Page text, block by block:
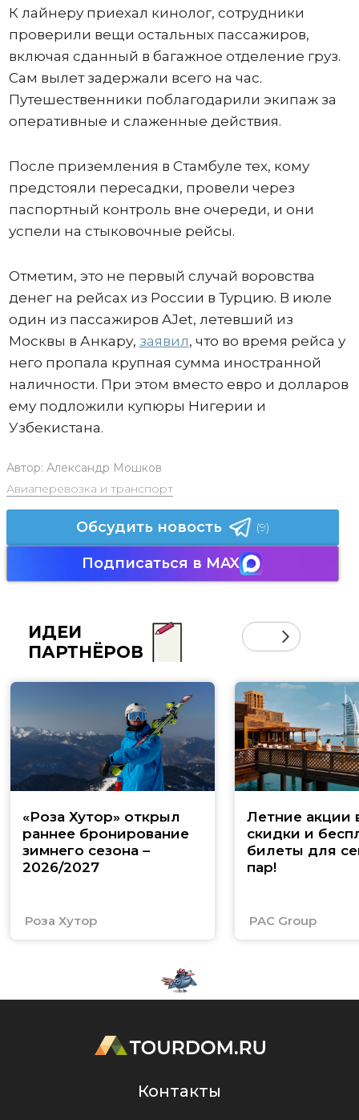
К лайнеру приехал кинолог, сотрудники
проверили вещи остальных пассажиров,
включая сданный в багажное отделение груз.
Сам вылет задержали всего на час.
Путешественники поблагодарили экипаж за
оперативные и слаженные действия.
После приземления в Стамбуле тех, кому
предстояли пересадки, провели через
паспортный контроль вне очереди, и они
успели на стыковочные рейсы.
Отметим, это не первый случай воровства
денег на рейсах из России в Турцию. В июле
один из пассажиров AJet, летевший из
Москвы в Анкару, заявил, что во время рейса у
него пропала крупная сумма иностранной
наличности. При этом вместо евро и долларов
ему подложили купюры Нигерии и
Узбекистана.
Автор: Александр Мошков
Авиаперевозка и транспорт
Обсудить новость (9)
Подписаться в MAX
ИДЕИ
ПАРТНЁРОВ
«Роза Хутор» открыл
раннее бронирование
зимнего сезона –
2026/2027
Роза Хутор
Летние акции
скидки и
билеты для
пар!
PAC Group
Контакты